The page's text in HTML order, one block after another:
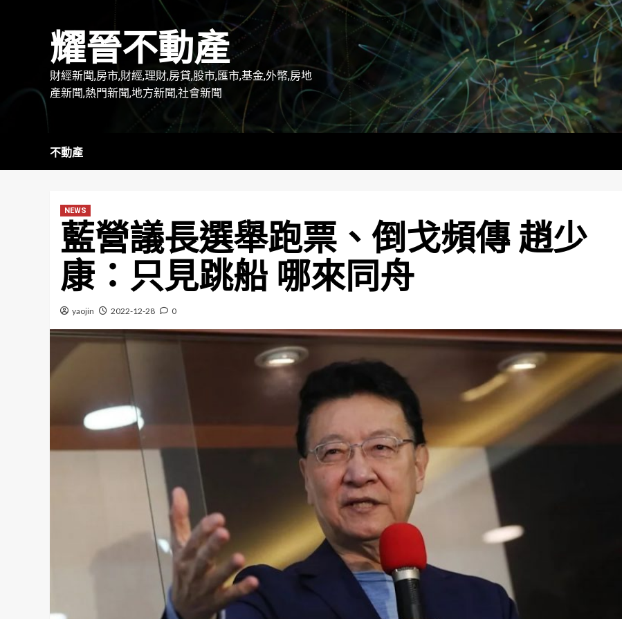
耀晉不動產
財經新聞,房市,財經,理財,房貸,股市,匯市,基金,外幣,房地
產新聞,熱門新聞,地方新聞,社會新聞
不動產
NEWS
藍營議長選舉跑票、倒戈頻傳 趙少
康：只見跳船 哪來同舟
yaojin 2022-12-28 0